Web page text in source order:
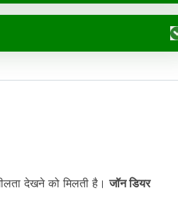
देखने को मिलती है।जॉन डियर